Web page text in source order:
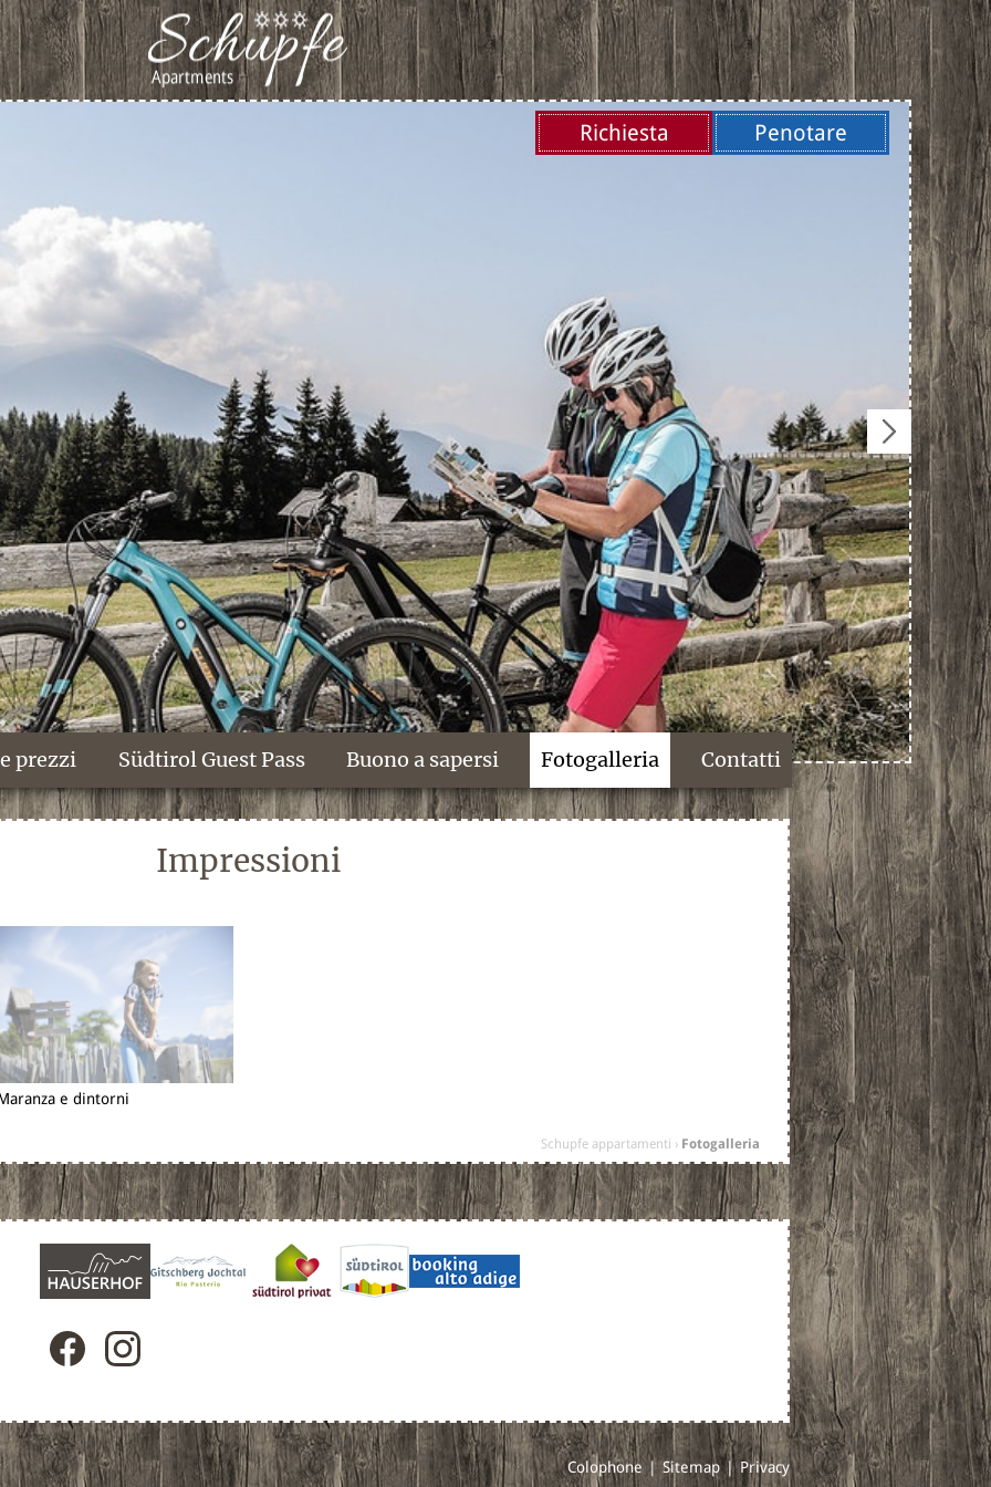
Richiesta Penotare
prezzi Südtirol Guest Pass Buono a sapersi Fotogalleria Contatti
Impressioni
e dintorni
Schupfe appartamenti › Fotogalleria
Colophone | Sitemap | Privacy